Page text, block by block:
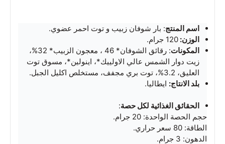
اسم المنتج: بار شوفان زبيب و توت احمر عضوي.
الوزن: 120 جرام.
المكونات
: رقائق الشوفان* 46 ، معجون الزبيب* 32%،
زيت دوار الشمس عالي الاولييك*، اينولين*، مسوق توت
العليق، 3.2%، توت بري مجفف، مستخلص اكليل الجبل.
بلد الانتاج: ايطاليا.
الحقائق الغذائية لكل حصة:
حجم الحصة الواحدة: 20 جرام.
الطاقة: 80 سعر حراري.
الدهون: 3 جرام.